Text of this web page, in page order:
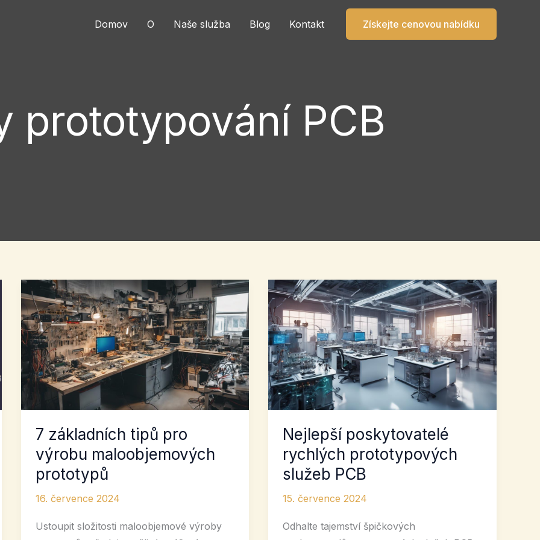
Domov O Naše služba Blog Kontakt Získejte cenovou nabídku
prototypování PCB
7 základních tipů pro
výrobu maloobjemových
prototypů
16. července 2024
Ustoupit složitosti maloobjemové výroby
Nejlepší poskytovatelé
rychlých prototypových
služeb PCB
15. července 2024
Odhalte tajemství špičkových